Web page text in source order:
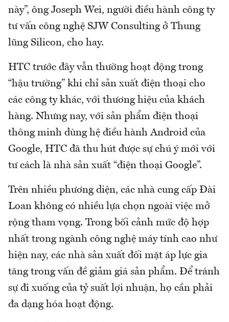
này”, ông Joseph Wei, người điều hành công ty
tư vấn công nghệ SJW Consulting ở Thung
lũng Silicon, cho hay.
HTC trước đây vẫn thường hoạt động trong
“hậu trường” khi chỉ sản xuất điện thoại cho
các công ty khác, với thương hiệu của khách
hàng. Nhưng nay, với sản phẩm điện thoại
thông minh dùng hệ điều hành Android của
Google, HTC đã thu hút được sự chú ý mới với
tư cách là nhà sản xuất “điện thoại Google”.
Trên nhiều phương diện, các nhà cung cấp Đài
Loan không có nhiều lựa chọn ngoài việc mở
rộng tham vọng. Trong bối cảnh mức độ hợp
nhất trong ngành công nghệ máy tính cao như
hiện nay, các nhà sản xuất đối mặt áp lực gia
tăng trong vấn đề giảm giá sản phẩm. Để tránh
sự đi xuống của tỷ suất lợi nhuận, họ cần phải
đa dạng hóa hoạt động.